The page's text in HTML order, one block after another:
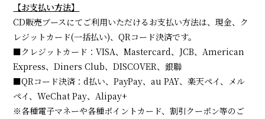
【お支払い方法】
CD販売ブースにてご利用いただけるお支払い方法は、現金、ク
レジットカード(一括払い)、QRコード決済です。
■クレジットカード：VISA、Mastercard、JCB、American
Express、Diners Club、DISCOVER、銀聯
■QRコード決済：d払い、PayPay、au PAY、楽天ペイ、メル
ペイ、WeChat Pay、Alipay+
※各種電子マネーや各種ポイントカード、割引クーポン等のご